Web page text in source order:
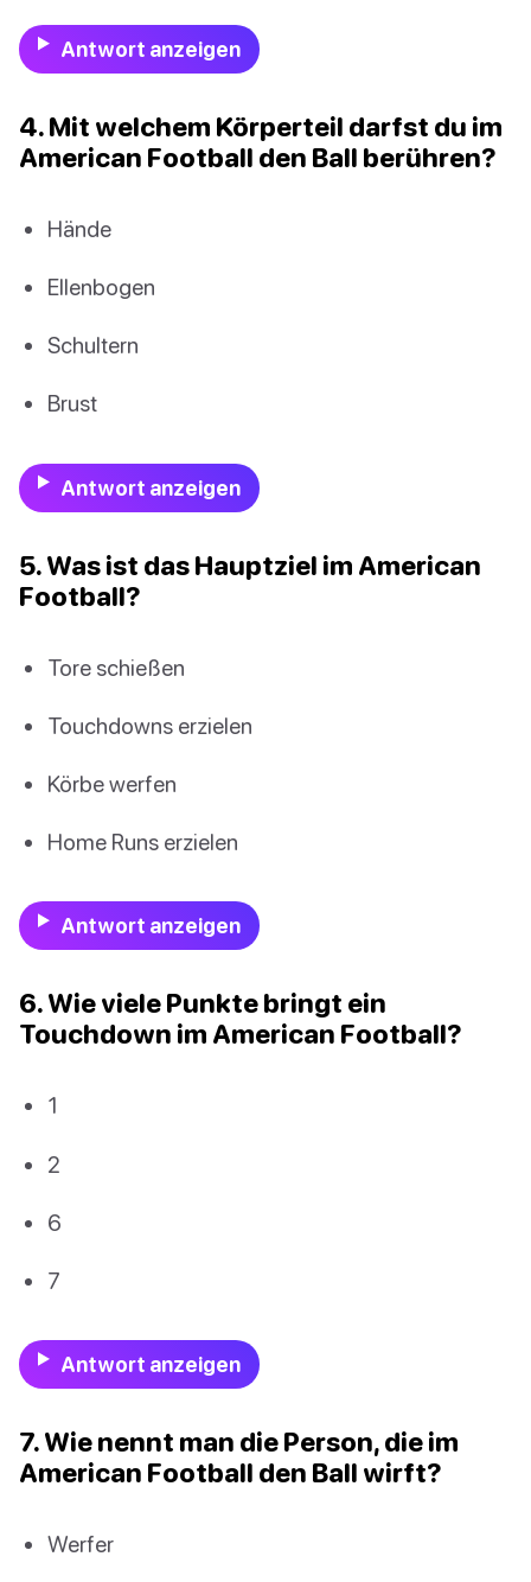
Antwort anzeigen
4. Mit welchem Körperteil darfst du im
American Football den Ball berühren?
Hände
Ellenbogen
Schultern
Brust
Antwort anzeigen
5. Was ist das Hauptziel im American
Football?
Tore schießen
Touchdowns erzielen
Körbe werfen
Home Runs erzielen
Antwort anzeigen
6. Wie viele Punkte bringt ein
Touchdown im American Football?
1
2
6
7
Antwort anzeigen
7. Wie nennt man die Person, die im
American Football den Ball wirft?
Werfer